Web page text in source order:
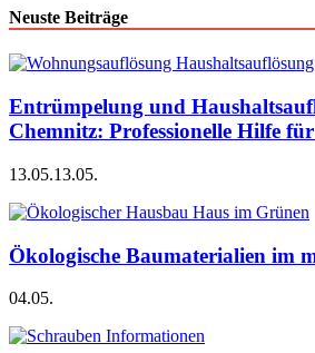
Neuste Beiträge
Entrümpelung und
Chemnitz: Professionelle Hilfe
13.05.13.05.
Ökologische Baumaterialien im
04.05.